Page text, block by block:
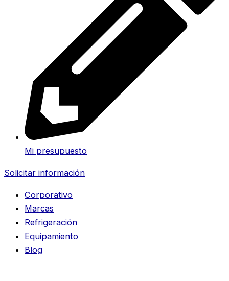
Mi presupuesto
Solicitar información
Corporativo
Marcas
Refrigeración
Equipamiento
Blog